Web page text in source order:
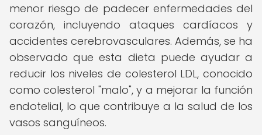
menor riesgo de padecer enfermedades del
corazón, incluyendo ataques cardíacos y
accidentes cerebrovasculares. Además, se ha
observado que esta dieta puede ayudar a
reducir los niveles de colesterol LDL, conocido
como colesterol "malo", y a mejorar la función
endotelial, lo que contribuye a la salud de los
vasos sanguíneos.